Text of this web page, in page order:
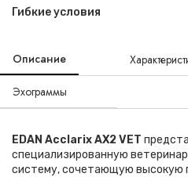
Гибкие условия
Описание
Эхограммы
EDAN Acclarix AX2 VET
специализированную
систему, сочетающую высокую